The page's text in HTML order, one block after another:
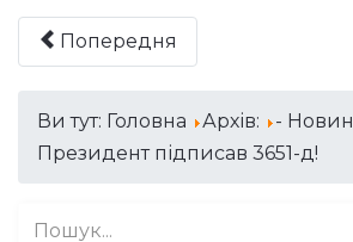
Попередня
Ви тут: Головна Архів:
- Новин
Президент підписав 3651-д!